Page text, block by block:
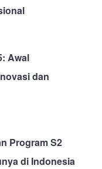
Awal
dan
Program S2
di Indonesia